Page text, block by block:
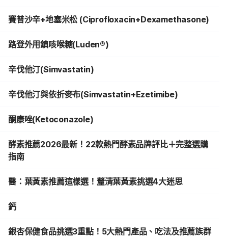
賽普沙辛+地塞米松 (Ciprofloxacin+Dexamethasone)
路登外用鎮咳喉糖(Luden®)
辛伐他汀(Simvastatin)
辛伐他汀與依折麥布(Simvastatin+Ezetimibe)
酮康唑(Ketoconazole)
酵素推薦2026最新！22款熱門酵素品牌評比＋完整選購
指南
醫：葉黃素推薦這樣選！釐清葉黃素挑選4大迷思
鈣
銀杏保健食品挑選3重點！5大熱門產品、吃法及推薦族群